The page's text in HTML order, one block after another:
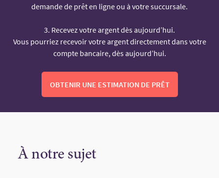
demande de prêt en ligne ou à votre succursale.
3. Recevez votre argent dès aujourd’hui.
Vous pourriez recevoir votre argent directement dans votre
compte bancaire, dès aujourd’hui.
OBTENIR UNE ESTIMATION DE PRÊT
À notre sujet